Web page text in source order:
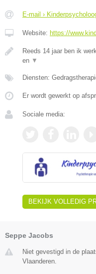
E-mail ›
Website: https://
Reeds 14 jaar ben ik
en ▼
Diensten:
Er wordt gewerkt op
Sociale media:
BEKIJK VOLLEDIG
Seppe Jacobs
Niet gevestigd in de
Vlaanderen.